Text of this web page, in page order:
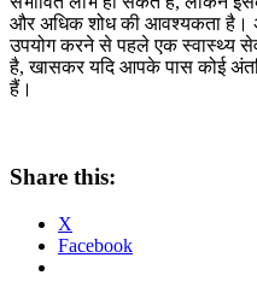
और अधिक शोध की आवश्यकता है।
उपयोग करने से पहले एक स्वास्थ्य सेवा
है, खासकर यदि आपके पास कोई
हैं।
Share this:
X
Facebook